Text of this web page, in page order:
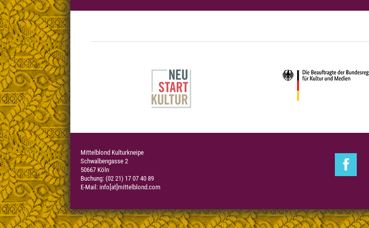
Mittelblond Kulturkneipe
Schwalbengasse 2
50667 Köln
Buchung: (02 21) 17 07 40 89
E-Mail: info[at]mittelblond.com